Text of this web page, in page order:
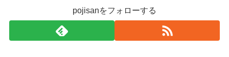
pojisanをフォローする